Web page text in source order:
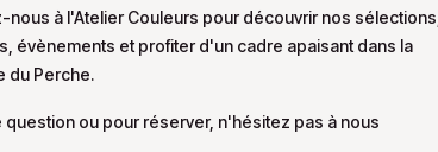
nous à l'Atelier Couleurs pour découvrir nos sélections,
évènements et profiter d'un cadre apaisant dans la
du Perche.
question ou pour réserver, n'hésitez pas à nous